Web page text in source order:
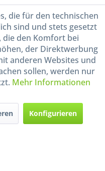
zzgl. Versandkostenund ggf.
anders beschrieben
die für den technischen
sind und stets gesetzt
die den Komfort bei
der Direktwerbung
anderen Websites und
sollen, werden nur
Mehr Informationen
Konfigurieren